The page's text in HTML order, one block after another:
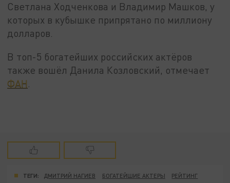
Светлана Ходченкова и Владимир Машков, у
которых в кубышке припрятано по миллиону
долларов.
В топ-5 богатейших российских актёров
также вошёл Данила Козловский, отмечает
ФАН
ТЕГИ: ДМИТРИЙ НАГИЕВ БОГАТЕЙШИЕ АКТЕРЫ
РЕЙТИНГ